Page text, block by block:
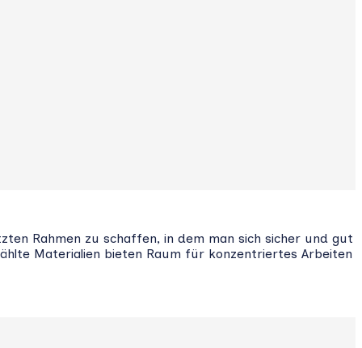
Rahmen zu schaffen, in dem man sich sicher und gut
Materialien bieten Raum für konzentriertes Arbeiten